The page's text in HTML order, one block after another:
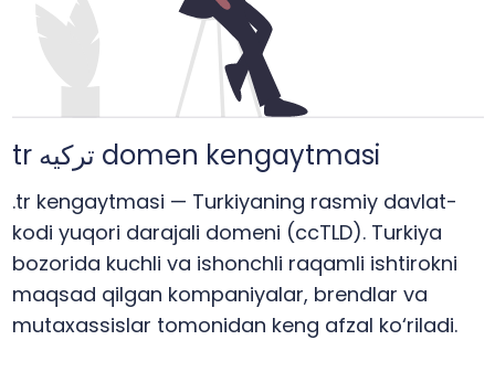
tr ترکیه domen kengaytmasi
.tr kengaytmasi — Turkiyaning rasmiy davlat-
kodi yuqori darajali domeni (ccTLD). Turkiya
bozorida kuchli va ishonchli raqamli ishtirokni
maqsad qilgan kompaniyalar, brendlar va
mutaxassislar tomonidan keng afzal ko‘riladi.